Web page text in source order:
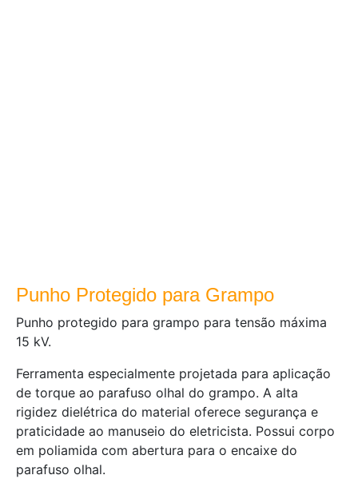
Punho Protegido para Grampo
Punho protegido para grampo para tensão máxima
15 kV.
Ferramenta especialmente projetada para aplicação
de torque ao parafuso olhal do grampo. A alta
rigidez dielétrica do material oferece segurança e
praticidade ao manuseio do eletricista. Possui corpo
em poliamida com abertura para o encaixe do
parafuso olhal.